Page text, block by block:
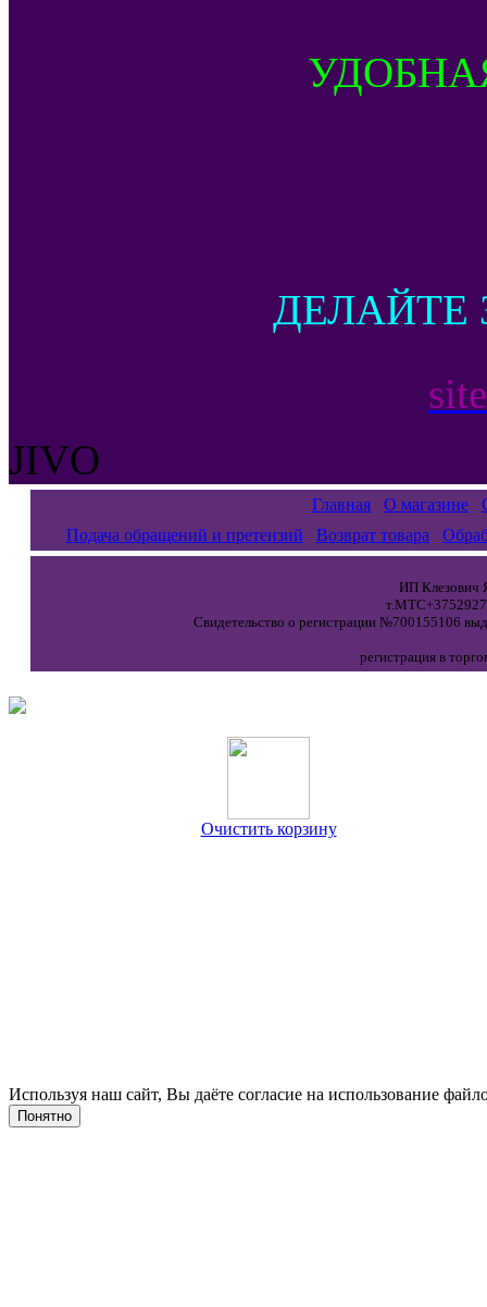
ДЕЛАЙТЕ
JIVO
Главная О магазине
Подача обращений и претензий
Возврат товара
ИП Клезович
Свидетельство о регистрации №700155106
регистрация в
Очистить корзину
Используя наш сайт, Вы даёте согласие на использование
Понятно